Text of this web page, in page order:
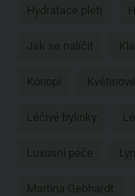
Hydratace pleti
Jak se nalíčit
Konopí
Léčivé bylinky
Luxusní péče
Martina Gebhardt